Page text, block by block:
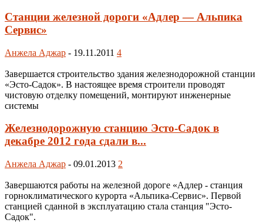
Станции железной дороги «Адлер — Альпика
Сервис»
Анжела Аджар - 19.11.2011 4
Завершается строительство здания железнодорожной станции
«Эсто-Садок». В настоящее время строители проводят
чистовую отделку помещений, монтируют инженерные
системы
Железнодорожную станцию Эсто-Садок в
декабре 2012 года сдали в...
Анжела Аджар - 09.01.2013 2
Завершаются работы на железной дороге «Адлер - станция
горноклиматического курорта «Альпика-Сервис». Первой
станцией сданной в эксплуатацию стала станция "Эсто-
Садок".